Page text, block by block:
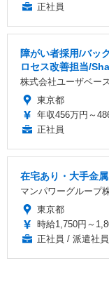
正社員
障がい者採用/バッ
ロセス改善担当/
株式会社ユーザベース
東京都
年収456万円～
正社員
在宅あり・大手金
マンパワーグループ
東京都
時給1,750円～
正社員 / 派遣社員